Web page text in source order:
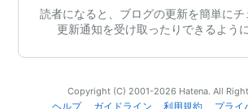
読者になると、ブログの更新を簡単にチ
更新通知を受け取ったりできるよう
Copyright (C) 2001-2026 Hatena. All